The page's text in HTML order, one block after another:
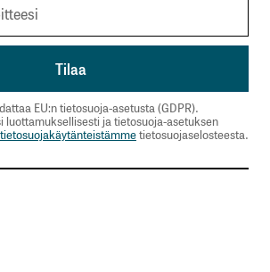
EU:n tietosuoja-asetusta (GDPR).
luottamuksellisesti ja tietosuoja-asetuksen
tietosuojakäytänteistämmetietosuojaselosteesta.